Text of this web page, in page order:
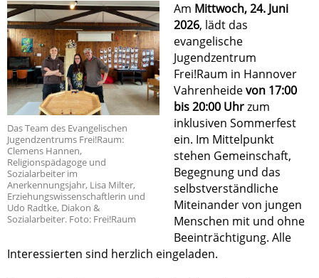
Das Team des Evangelischen
Jugendzentrums Frei!Raum:
Clemens Hannen,
Religionspädagoge und
Sozialarbeiter im
Anerkennungsjahr, Lisa Milter,
Erziehungswissenschaftlerin und
Udo Radtke, Diakon &
Sozialarbeiter. Foto: Frei!Raum
Am Mittwoch, 24. Juni
2026, lädt das
evangelische
Jugendzentrum
Frei!Raum in Hannover
Vahrenheidevon 17:00
bis 20:00 Uhrzum
inklusiven Sommerfest
ein. Im Mittelpunkt
stehen Gemeinschaft,
Begegnung und das
selbstverständliche
Miteinander von jungen
Menschen mit und ohne
Beeinträchtigung. Alle
Interessierten sind herzlich eingeladen.